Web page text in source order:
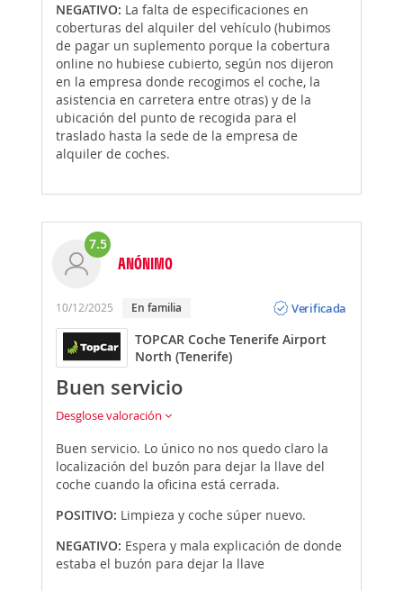
NEGATIVO: La falta de especificaciones en
coberturas del alquiler del vehículo (hubimos
de pagar un suplemento porque la cobertura
online no hubiese cubierto, según nos dijeron
en la empresa donde recogimos el coche, la
asistencia en carretera entre otras) y de la
ubicación del punto de recogida para el
traslado hasta la sede de la empresa de
alquiler de coches.
7.5
ANÓNIMO
10/12/2025 En familia
Verificada
TOPCAR Coche Tenerife Airport
North (Tenerife)
Buen servicio
Desglose valoración
Buen servicio. Lo único no nos quedo claro la
localización del buzón para dejar la llave del
coche cuando la oficina está cerrada.
POSITIVO: Limpieza y coche súper nuevo.
NEGATIVO: Espera y mala explicación de donde
estaba el buzón para dejar la llave